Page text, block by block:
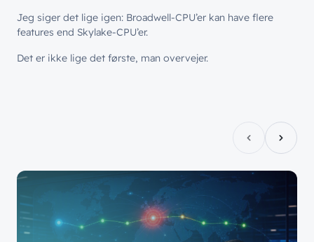
Offentlige organisationer
Bliv inspireret
Bliv en del afteamet!
Skriv dig op og få alle nyheder
Jeg siger det lige igen: Broadwell-CPU’er kan have flere
features end Skylake-CPU’er.
Det er ikke lige det første, man overvejer.